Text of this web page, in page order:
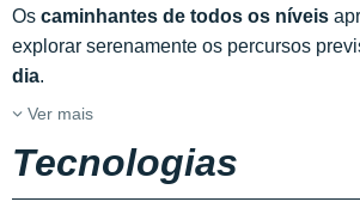
Os caminhantes de todos os níveis
explorar serenamente os percursos
dia.
Ver mais
Tecnologias